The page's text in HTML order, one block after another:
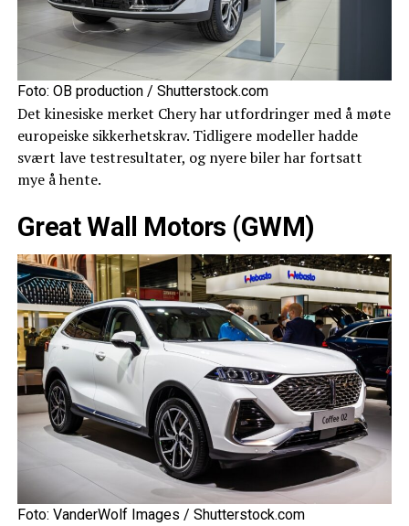
Foto: OB production / Shutterstock.com
Det kinesiske merket Chery har utfordringer med å møte
europeiske sikkerhetskrav. Tidligere modeller hadde
svært lave testresultater, og nyere biler har fortsatt
mye å hente.
Great Wall Motors (GWM)
Foto: VanderWolf Images / Shutterstock.com